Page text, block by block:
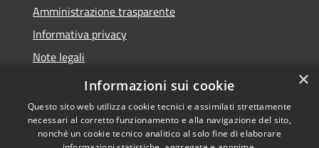
Amministrazione trasparente
Informativa privacy
Note legali
Dichiarazione di accessibilità
×
Informazioni sui cookie
Questo sito web utilizza cookie tecnici e assimilati strettamente
necessari al corretto funzionamento e alla navigazione del sito,
nonché un cookie tecnico analitico al solo fine di elaborare